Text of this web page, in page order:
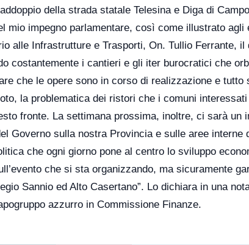
della strada statale Telesina e Diga di
mio impegno parlamentare, così come illustrato agli
alle Infrastrutture e Trasporti, On. Tullio Ferrante, il
costantemente i cantieri e gli iter burocratici che
che le opere sono in corso di realizzazione e tutto
la problematica dei ristori che i comuni
fronte. La settimana prossima, inoltre, ci sarà un
Governo sulla nostra Provincia e sulle aree interne
che ogni giorno pone al centro lo sviluppo
che si sta organizzando, ma sicuramente
Sannio ed Alto Casertano”. Lo dichiara in una
azzurro in Commissione Finanze.